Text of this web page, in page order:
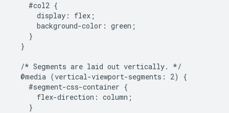
    #col2 {
      display: flex;
      background-color: green;
    }
  }
  /* Segments are laid out vertically. */
  @media (vertical-viewport-segments: 2) {
    #segment-css-container {
      flex-direction: column;
    }